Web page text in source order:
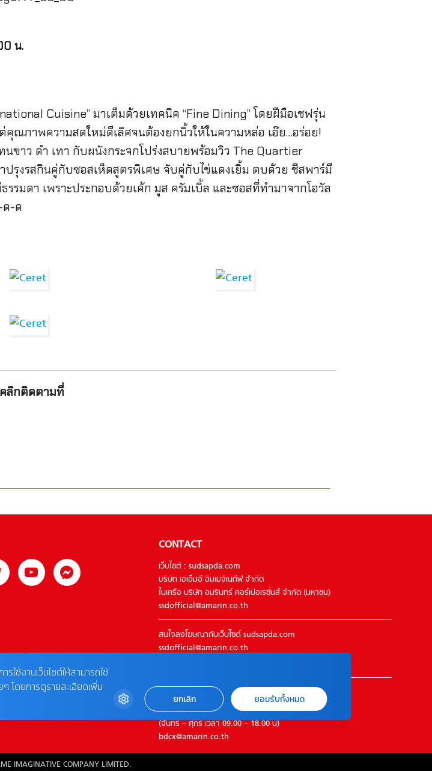
น.
Cuisine” มาเต็มด้วยเทคนิค “Fine Dining” โดยฝีมือเชฟรุ่น
คุณภาพความสดใหม่ดีเลิศจนต้องยกนิ้วให้ในความหล่อ เอ๊ย…อร่อย!
ขาว ดำ เทา กับผนังกระจกโปร่งสบายพร้อมวิว The Quartier
รุงรสกินคู่กับซอสเห็ดสูตรพิเศษ จับคู่กับไข่แดงเยิ้ม ตบด้วย ชีสพาร์มี
รมดา เพราะประกอบด้วยเค้ก มูส ครัมเบิ้ล และซอสที่ทำมาจากโอวัล
ด-ด
คลิกติดตามที่
CONTACT
เว็บไซต์ : sudsapda.com
บริษัท เอเอ็มอี อิมเมจิเนทีฟ จำกัด
ในเครือ บริษัท อมรินทร์ คอร์เปอเรชั่นส์ จำกัด (มหาชน)
ssdofficial@amarin.co.th
สนใจลงโฆษณากับเว็บไซต์ sudsapda.com
ssdofficial@amarin.co.th
ติดต่อแจ้งปัญหาหรือร้องเรียน
02-422-9999 ต่อ 4180
(จันทร์ – ศุกร์ เวลา 09.00 – 18.00 น)
bdcx@amarin.co.th
IMAGINATIVE COMPANY LIMITED.
ใช้งานเว็บไซต์ให้สามารถใช้
โดยการดูรายละเอียดเพิ่ม
ยกเลิก ยอมรับทั้งหมด